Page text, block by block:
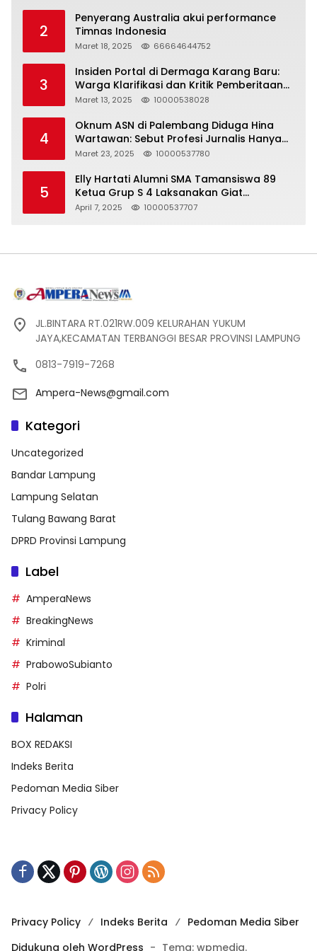
2
Penyerang Australia akui performance
Timnas Indonesia
Maret 18, 2025 66664644752
3
Insiden Portal di Dermaga Karang Baru:
Warga Klarifikasi dan Kritik Pemberitaan
yang Tidak Akurat
Maret 13, 2025 10000538028
4
Oknum ASN di Palembang Diduga Hina
Wartawan: Sebut Profesi Jurnalis Hanya
Seharga 2 Liter Bensin, Berujung Dugaan
Maret 23, 2025 10000537780
5
Elly Hartati Alumni SMA Tamansiswa 89
Ketua Grup S 4 Laksanakan Giat
Silaturahmi
April 7, 2025 10000537707
JL.BINTARA RT.021RW.009 KELURAHAN YUKUM
JAYA,KECAMATAN TERBANGGI BESAR PROVINSI LAMPUNG
0813-7919-7268
Ampera-News@gmail.com
Kategori
Uncategorized
Bandar Lampung
Lampung Selatan
Tulang Bawang Barat
DPRD Provinsi Lampung
Label
AmperaNews
BreakingNews
Kriminal
PrabowoSubianto
Polri
Halaman
BOX REDAKSI
Indeks Berita
Pedoman Media Siber
Privacy Policy
Privacy Policy Indeks Berita
Pedoman Media Siber
Didukung oleh WordPress - Tema: wpmedia.